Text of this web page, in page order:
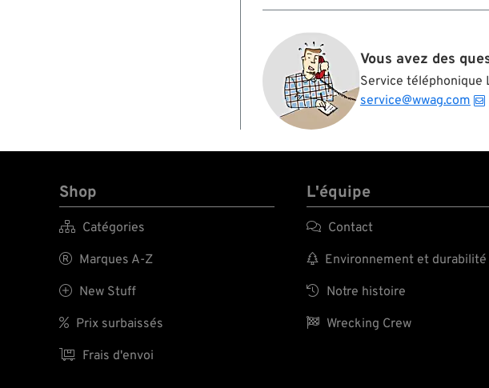
ETEINT aussi une magnéto peut être branchée à
Vous avez des
Service téléphonique
service@wwag.com
Shop
 Catégories
 Marques A-Z
 New Stuff
 Prix surbaissés
 Frais d'envoi
L'équipe
 Contact
 Environnement et durabilité
 Notre histoire
 Wrecking Crew